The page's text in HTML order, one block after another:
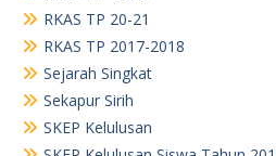
Arsip
August 2026
June 2026
May 2026